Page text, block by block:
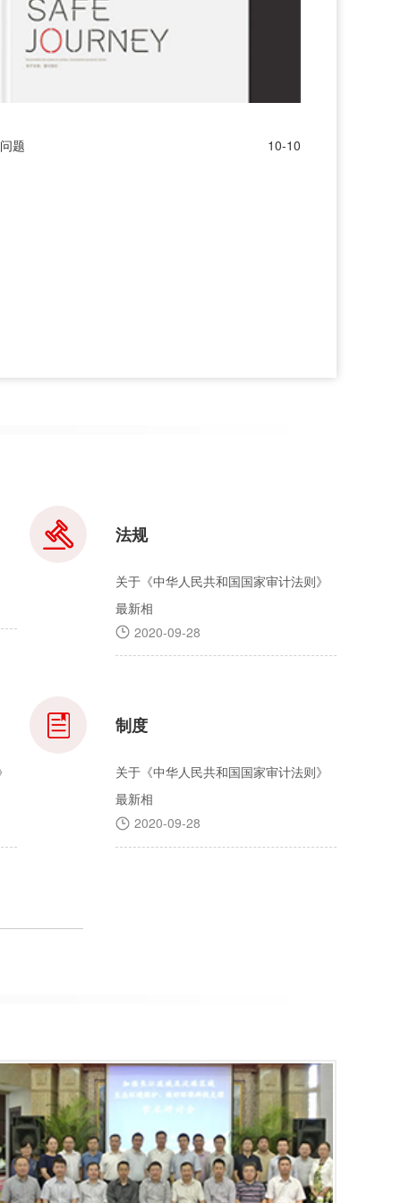
题 10-10
法规
关于《中华人民共和国国家审计法则》
最新相
2020-09-28
制度
关于《中华人民共和国国家审计法则》
最新相
2020-09-28